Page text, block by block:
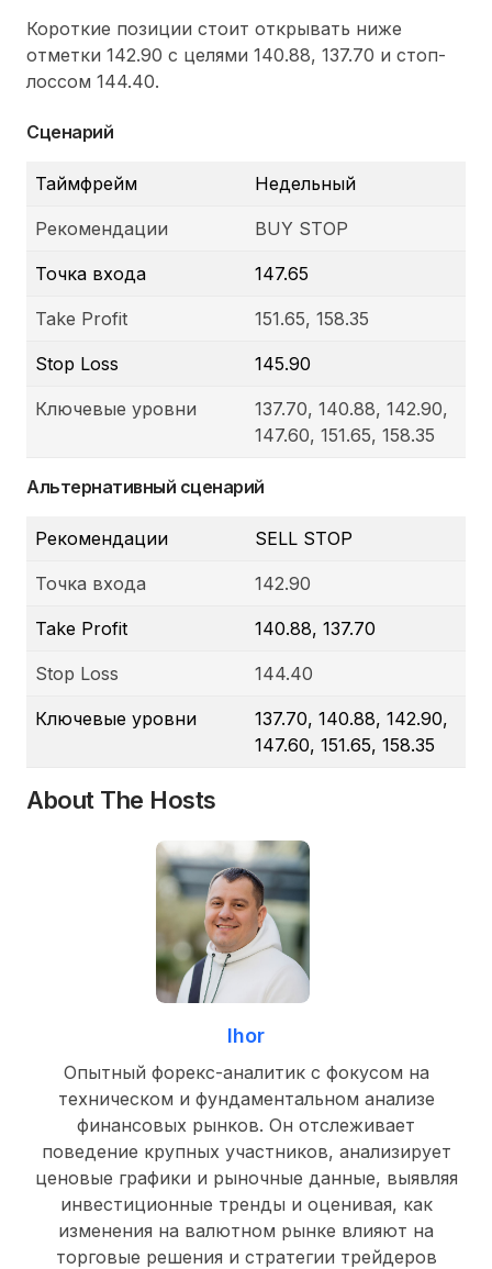
Короткие позиции стоит открывать ниже
отметки 142.90 с целями 140.88, 137.70 и стоп-
лоссом 144.40.
Сценарий
Таймфрейм Недельный
Рекомендации BUY STOP
Точка входа 147.65
Take Profit 151.65, 158.35
Stop Loss 145.90
Ключевые уровни
137.70, 140.88, 142.90,
147.60, 151.65, 158.35
Альтернативный сценарий
Рекомендации SELL STOP
Точка входа 142.90
Take Profit 140.88, 137.70
Stop Loss 144.40
Ключевые уровни
137.70, 140.88, 142.90,
147.60, 151.65, 158.35
About The Hosts
Ihor
Опытный форекс-аналитик с фокусом на
техническом и фундаментальном анализе
финансовых рынков. Он отслеживает
поведение крупных участников, анализирует
ценовые графики и рыночные данные, выявляя
инвестиционные тренды и оценивая, как
изменения на валютном рынке влияют на
торговые решения и стратегии трейдеров